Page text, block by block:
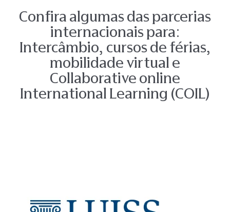
Confira algumas das parcerias​
internacionais para:​
Intercâmbio, cursos de férias,
mobilidade virtual e
Collaborative online
International Learning (COIL)